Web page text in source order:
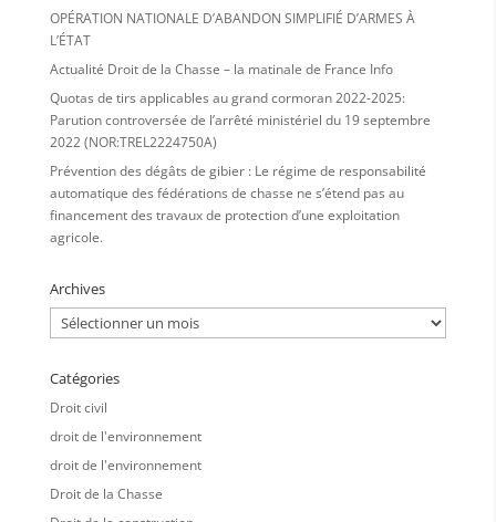
OPÉRATION NATIONALE D’ABANDON SIMPLIFIÉ D’ARMES À
L’ÉTAT
Actualité Droit de la Chasse – la matinale de France Info
Quotas de tirs applicables au grand cormoran 2022-2025:
Parution controversée de l’arrêté ministériel du 19 septembre
2022 (NOR:TREL2224750A)
Prévention des dégâts de gibier : Le régime de responsabilité
automatique des fédérations de chasse ne s’étend pas au
financement des travaux de protection d’une exploitation
agricole.
Archives
Archives
Catégories
Droit civil
droit de l'environnement
droit de l'environnement
Droit de la Chasse